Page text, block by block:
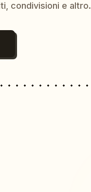
condivisioni e altro.